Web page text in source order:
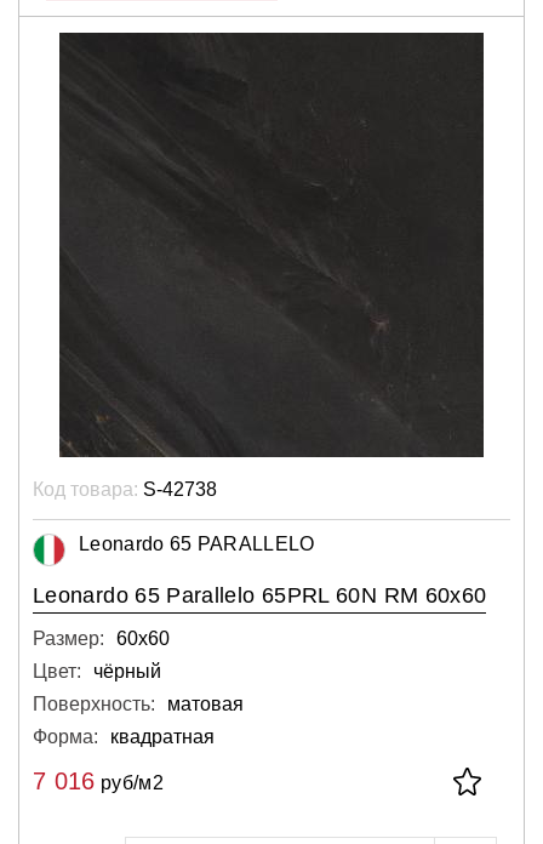
Код товара: S-42738
Leonardo 65 PARALLELO
Leonardo 65 Parallelo 65PRL 60N RM 60x60
Размер:
60х60
Цвет:
чёрный
Поверхность:
матовая
Форма:
квадратная
7 016 руб/м2